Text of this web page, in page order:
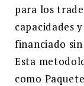
para los
capacidades
financiado
Esta
como